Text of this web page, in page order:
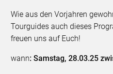
Wie aus den Vorjahren
Tourguides auch dieses
freuen uns auf Euch!
wann: Samstag, 28.03.25